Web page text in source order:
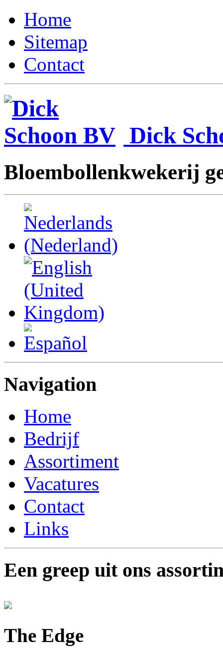
Home
Sitemap
Contact
Dick
Bloembollenkwekerij
Navigation
Home
Bedrijf
Assortiment
Vacatures
Contact
Links
Een greep uit ons
The Edge